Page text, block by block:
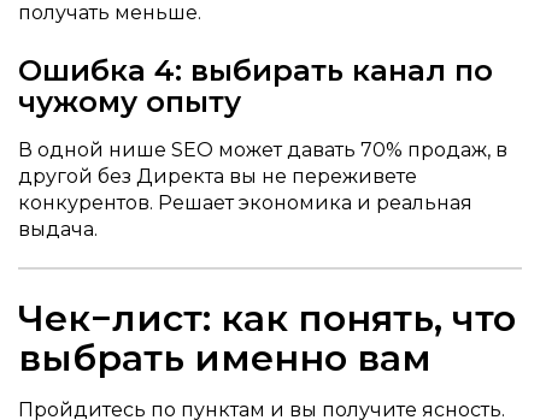
получать меньше.
Ошибка 4: выбирать канал по
чужому опыту
В одной нише SEO может давать 70% продаж, в
другой без Директа вы не переживете
конкурентов. Решает экономика и реальная
выдача.
Чек−лист: как понять, что
выбрать именно вам
Пройдитесь по пунктам и вы получите ясность.